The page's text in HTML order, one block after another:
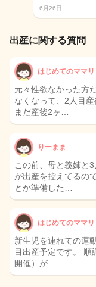
6月26日
出産に関する質問
はじめてのママリ
元々性欲なかった方
なくなって、2人目
まだ産後2ヶ…
りーまま
この前、母と義姉と
が出産を控えてるの
とか準備した…
はじめてのママリ
新生児を連れての運
目出産予定です。 順
開催）が…